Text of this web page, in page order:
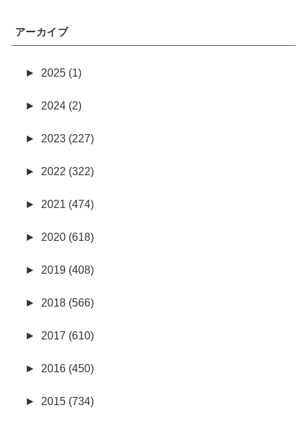
アーカイブ
► 2025 (1)
► 2024 (2)
► 2023 (227)
► 2022 (322)
► 2021 (474)
► 2020 (618)
► 2019 (408)
► 2018 (566)
► 2017 (610)
► 2016 (450)
► 2015 (734)